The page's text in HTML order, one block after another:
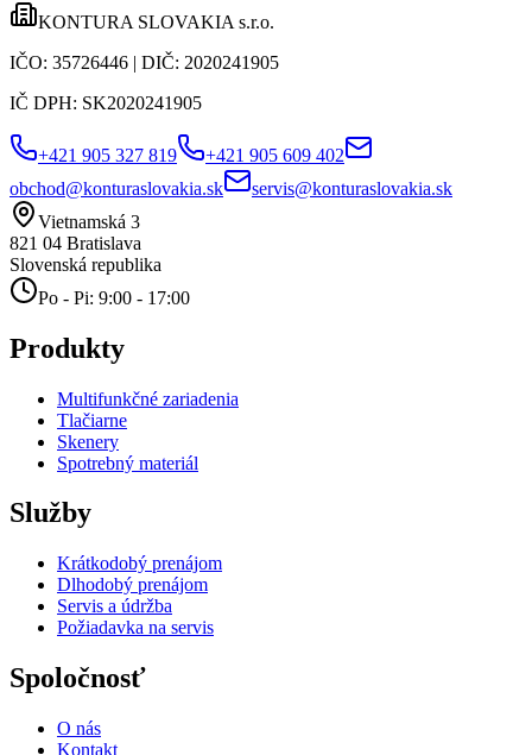
KONTURA SLOVAKIA s.r.o.
IČO: 35726446 | DIČ: 2020241905
IČ DPH: SK2020241905
+421 905 327 819
+421 905 609 402
obchod@konturaslovakia.sk
servis@konturaslovakia.sk
Vietnamská 3
821 04 Bratislava
Slovenská republika
Po - Pi: 9:00 - 17:00
Produkty
Multifunkčné zariadenia
Tlačiarne
Skenery
Spotrebný materiál
Služby
Krátkodobý prenájom
Dlhodobý prenájom
Servis a údržba
Požiadavka na servis
Spoločnosť
O nás
Kontakt